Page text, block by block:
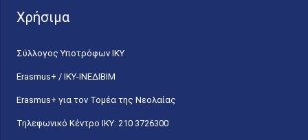
Χρήσιμα
Σύλλογος Υποτρόφων ΙΚΥ
Erasmus+ / ΙΚΥ-ΙΝΕΔΙΒΙΜ
Erasmus+ για τον Τομέα της Νεολαίας
Τηλεφωνικό Κέντρο IKY: 210 3726300